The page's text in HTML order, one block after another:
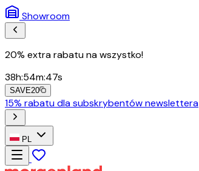
Showroom
20% extra rabatu na wszystko!
38h:54m:45s
SAVE20
15% rabatu dla subskrybentów newslettera
PL